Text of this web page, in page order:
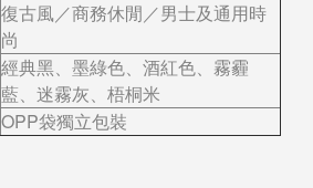
復古風／商務休閒／男士及通用時
尚
經典黑、墨綠色、酒紅色、霧霾
藍、迷霧灰、梧桐米
OPP袋獨立包裝